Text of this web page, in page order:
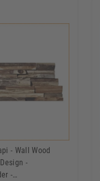
- Wall Wood
-
-